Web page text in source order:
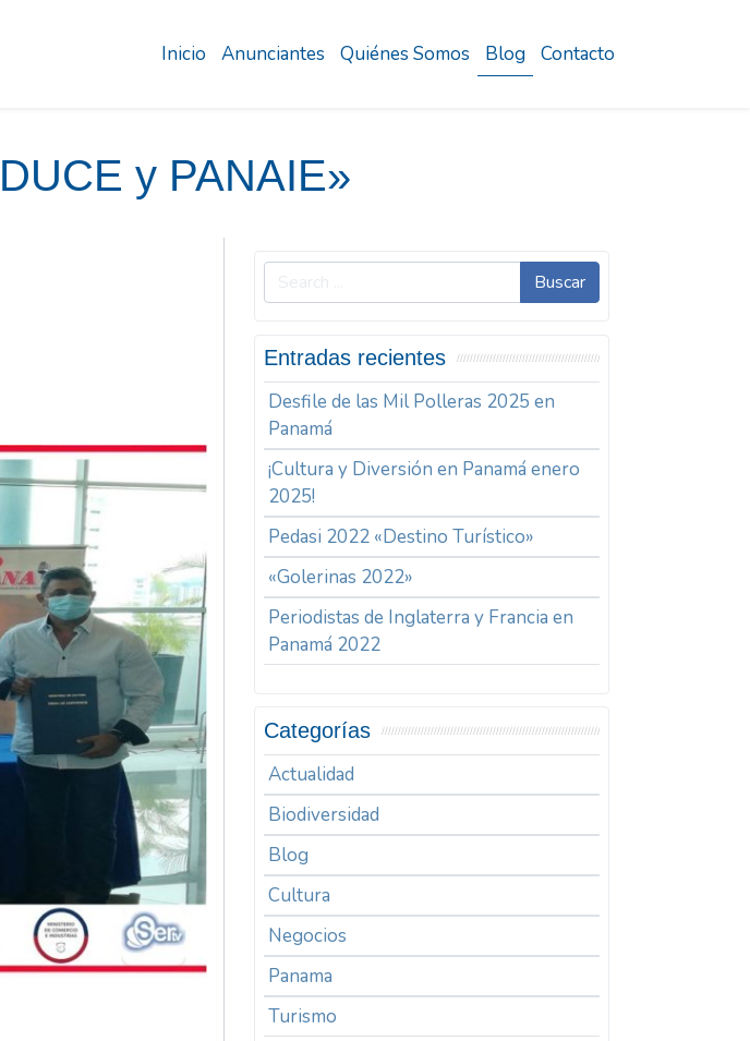
Inicio Anunciantes Quiénes Somos Blog Contacto
y PANAIE»
Buscar
Entradas recientes
Desfile de las Mil Polleras 2025 en
Panamá
¡Cultura y Diversión en Panamá enero
2025!
Pedasi 2022 «Destino Turístico»
«Golerinas 2022»
Periodistas de Inglaterra y Francia en
Panamá 2022
Categorías
Actualidad
Biodiversidad
Blog
Cultura
Negocios
Panama
Turismo